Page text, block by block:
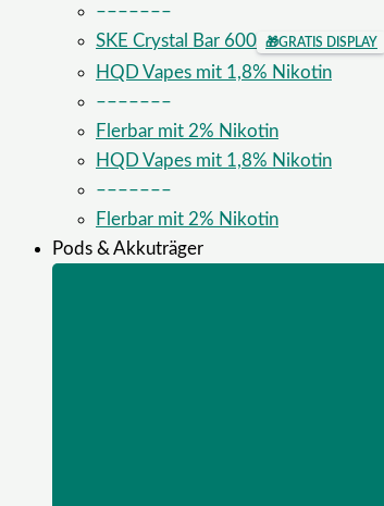
–––––––
SKE Crystal Bar 600
🎁GRATIS DISPLAY
HQD Vapes mit 1,8% Nikotin
–––––––
Flerbar mit 2% Nikotin
HQD Vapes mit 1,8% Nikotin
–––––––
Flerbar mit 2% Nikotin
Pods & Akkuträger